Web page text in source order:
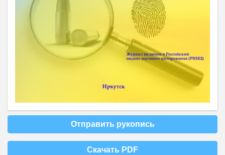
Отправить рукопись
Скачать PDF